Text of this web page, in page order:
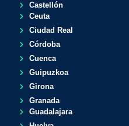
Castellón
Ceuta
Ciudad Real
Córdoba
Cuenca
Guipuzkoa
Girona
Granada
Guadalajara